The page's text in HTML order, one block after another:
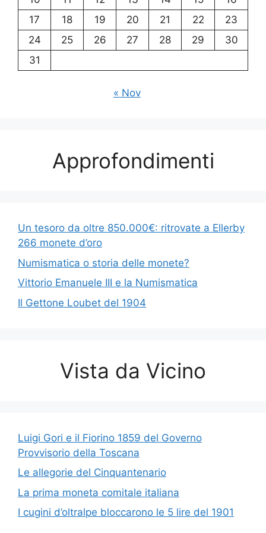
17
18 19 20 21 22
23
24
25 26 27 28 29
30
31
« Nov
Approfondimenti
Un tesoro da oltre 850.000€: ritrovate a Ellerby
266 monete d’oro
Numismatica o storia delle monete?
Vittorio Emanuele III e la Numismatica
Il Gettone Loubet del 1904
Vista da Vicino
Luigi Gori e il Fiorino 1859 del Governo
Provvisorio della Toscana
Le allegorie del Cinquantenario
La prima moneta comitale italiana
I cugini d’oltralpe bloccarono le 5 lire del 1901